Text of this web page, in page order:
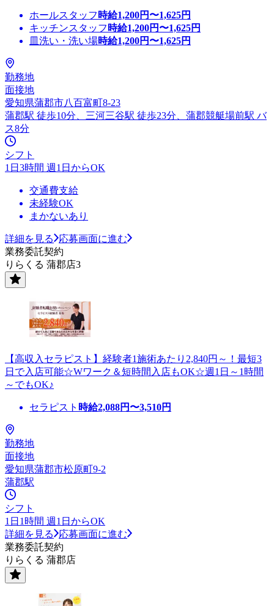
ホールスタッフ 時給1,200円〜1,625円
キッチンスタッフ 時給1,200円〜1,625円
皿洗い・洗い場時給1,200円〜1,625円
勤務地
面接地
愛知県蒲郡市八百富町8-23
蒲郡駅 徒歩10分、三河三谷駅 徒歩23分、蒲郡競艇場前駅 バ
ス8分
シフト
1日3時間 週1日からOK
交通費支給
未経験OK
まかないあり
詳細を見る
応募画面に進む
業務委託契約
りらくる 蒲郡店3
【高収入セラピスト】経験者1施術あたり2,840円～！最短3
日で入店可能☆Wワーク＆短時間入店もOK☆週1日～1時間
～でもOK♪
セラピスト 時給2,088円〜3,510円
勤務地
面接地
愛知県蒲郡市松原町9-2
蒲郡駅
シフト
1日1時間 週1日からOK
詳細を見る
応募画面に進む
業務委託契約
りらくる 蒲郡店